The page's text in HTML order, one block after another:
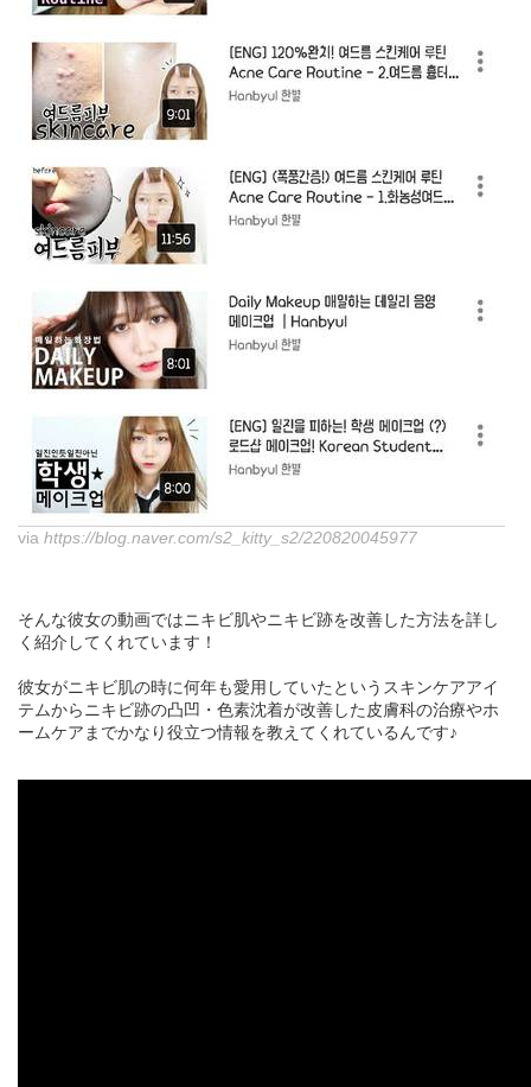
via https://blog.naver.com/s2_kitty_s2/220820045977
そんな彼女の動画ではニキビ肌やニキビ跡を改善した方法を詳し
く紹介してくれています！
彼女がニキビ肌の時に何年も愛用していたというスキンケアアイ
テムからニキビ跡の凸凹・色素沈着が改善した皮膚科の治療やホ
ームケアまでかなり役立つ情報を教えてくれているんです♪